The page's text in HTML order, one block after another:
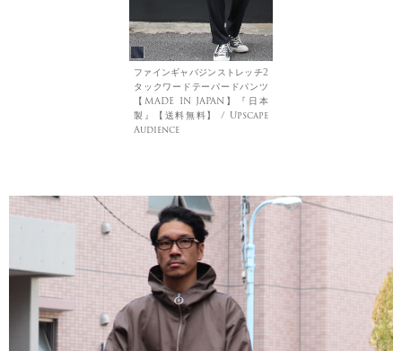
ファインギャバジンストレッチ2
タックワードテーパードパンツ
【MADE IN JAPAN】『日本
製』【送料無料】 / Upscape
Audience